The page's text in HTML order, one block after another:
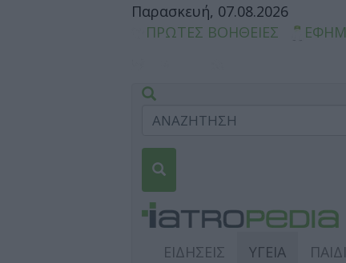
Παρασκευή, 07.08.2026
ΠΡΩΤΕΣ ΒΟΗΘΕΙΕΣ
ΕΙΔΗΣΕΙΣ ΥΓΕΙΑ ΠΑΙΔΙ